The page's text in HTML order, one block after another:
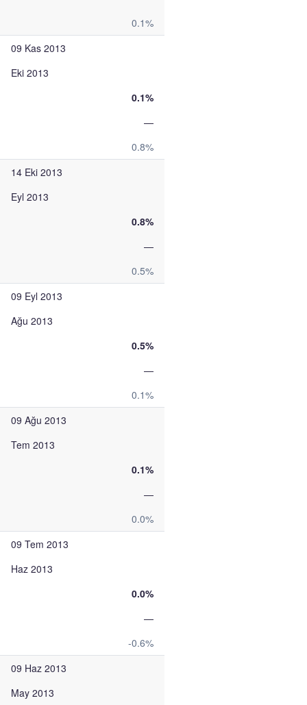
0.1%
09 Kas 2013
Eki 2013
0.1%
—
0.8%
14 Eki 2013
Eyl 2013
0.8%
—
0.5%
09 Eyl 2013
Ağu 2013
0.5%
—
0.1%
09 Ağu 2013
Tem 2013
0.1%
—
0.0%
09 Tem 2013
Haz 2013
0.0%
—
-0.6%
09 Haz 2013
May 2013